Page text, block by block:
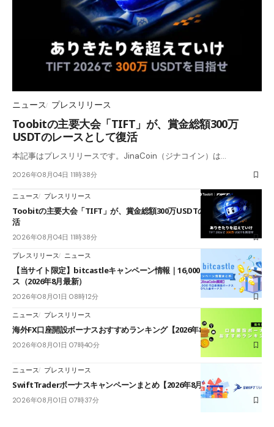
ニュース プレスリリース
Toobitの主要大会「TIFT」が、賞金総額300万
USDTのレースとして復活
本記事はプレスリリースです。JinaCoin（ジナコイン）は…
2026年08月04日 11時38分
ニュース プレスリリース
Toobitの主要大会「TIFT」が、賞金総額300万USDTのレースとして復
活
2026年08月04日 11時38分
プレスリリース ニュース
【当サイト限定】bitcastleキャンペーン情報｜16,000円口座開設ボーナ
ス（2026年8月最新）
2026年08月01日 08時12分
ニュース プレスリリース
海外FX口座開設ボーナスおすすめランキング【2026年8月最新】
2026年08月01日 07時40分
ニュース プレスリリース
SwiftTraderボーナスキャンペーンまとめ【2026年8月最新】
2026年08月01日 07時37分